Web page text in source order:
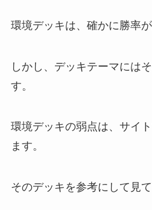
環境デッキは、確かに勝率
しかし、デッキテーマには
す。
環境デッキの弱点は、サイ
ます。
そのデッキを参考にして見て